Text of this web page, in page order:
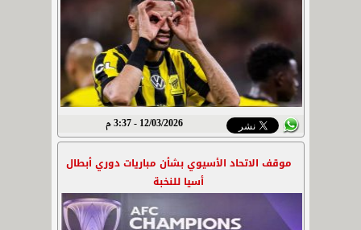
12/03/2026 - 3:37 م
موقف الاتحاد الأسيوي بشأن مباريات دوري أبطال
أسيا للنخبة